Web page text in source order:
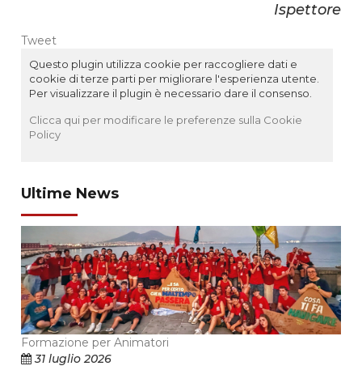
Ispettore
Tweet
Questo plugin utilizza cookie per raccogliere dati e
cookie di terze parti per migliorare l'esperienza utente.
Per visualizzare il plugin è necessario dare il consenso.
Clicca qui per modificare le preferenze sulla Cookie
Policy
Ultime News
Formazione per Animatori
31 luglio 2026